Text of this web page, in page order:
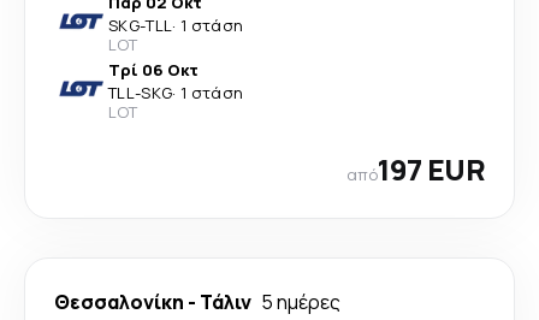
SKG-TLL· 1 στάση
LOT
Τρί 06 Οκτ
TLL-SKG· 1 στάση
LOT
από197 EUR
Θεσσαλονίκη - Τάλιν 5 ημέρες